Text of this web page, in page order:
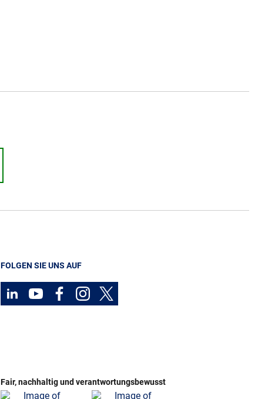
FOLGEN SIE UNS AUF
Fair, nachhaltig und verantwortungsbewusst